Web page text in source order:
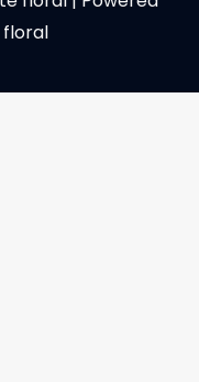
floral